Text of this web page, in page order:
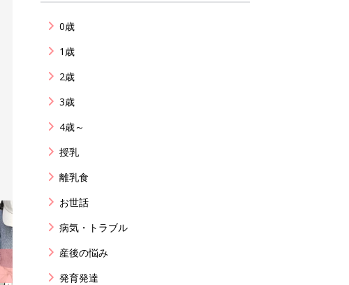
0歳
1歳
2歳
3歳
4歳～
授乳
離乳食
お世話
病気・トラブル
産後の悩み
発育発達